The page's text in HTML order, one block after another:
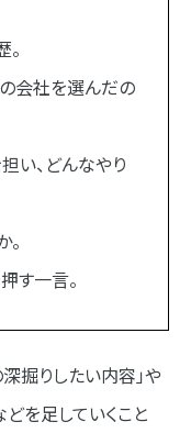
会社を選んだの
い、どんなやり
す一言。
掘りしたい内容」や
を足していくこと